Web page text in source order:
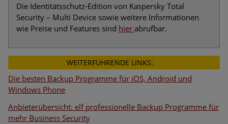
Die Identitätsschutz-Edition von Kaspersky Total
Security – Multi Device sowie weitere Informationen
wie Preise und Features sind hierabrufbar.
WEITERFÜHRENDE LINKS:
Die besten Backup Programme für iOS, Android und
Windows Phone
Anbieterübersicht: elf professionelle Backup Programme für
mehr Business Security